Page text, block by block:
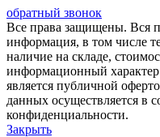
обратный звонок
Все права защищены. Вся
информация, в том числе
наличие на складе,
информационный
является публичной
данных осуществляется в
конфиденциальности.
Закрыть